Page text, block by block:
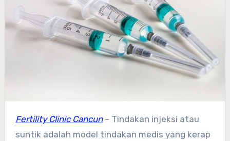
Fertility Clinic Cancun– Tindakan injeksi atau
suntik adalah model tindakan medis yang kerap